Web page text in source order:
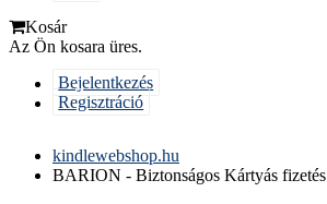
Kosár
Az Ön kosara üres.
Bejelentkezés
Regisztráció
kindlewebshop.hu
BARION - Biztonságos Kártyás fizetés